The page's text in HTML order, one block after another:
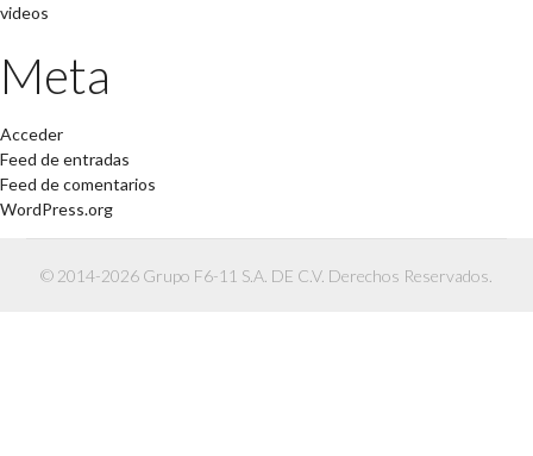
videos
Meta
Acceder
Feed de entradas
Feed de comentarios
WordPress.org
© 2014-2026 Grupo F6-11 S.A. DE C.V. Derechos Reservados.